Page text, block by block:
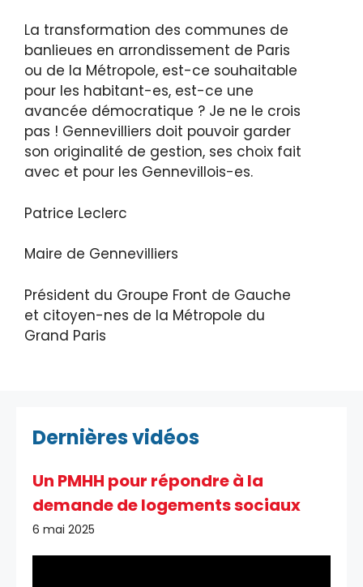
La transformation des communes de
banlieues en arrondissement de Paris
ou de la Métropole, est-ce souhaitable
pour les habitant-es, est-ce une
avancée démocratique ? Je ne le crois
pas ! Gennevilliers doit pouvoir garder
son originalité de gestion, ses choix fait
avec et pour les Gennevillois-es.
Patrice Leclerc
Maire de Gennevilliers
Président du Groupe Front de Gauche
et citoyen-nes de la Métropole du
Grand Paris
Dernières vidéos
Un PMHH pour répondre à la
demande de logements sociaux
6 mai 2025